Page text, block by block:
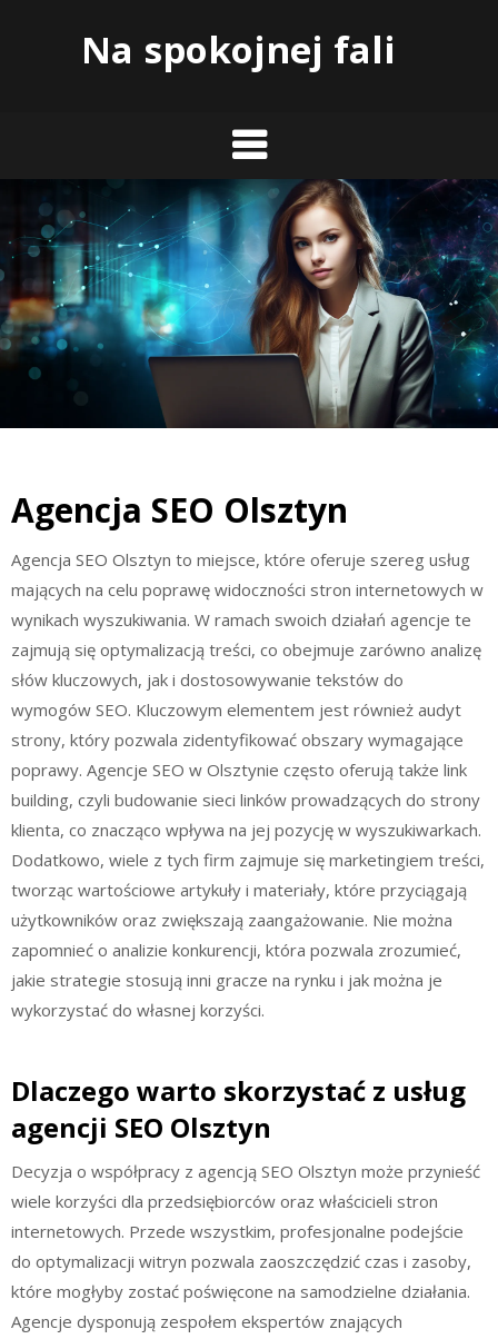
Na spokojnej fali
Agencja SEO Olsztyn
Agencja SEO Olsztyn to miejsce, które oferuje szereg usług
mających na celu poprawę widoczności stron internetowych w
wynikach wyszukiwania. W ramach swoich działań agencje te
zajmują się optymalizacją treści, co obejmuje zarówno analizę
słów kluczowych, jak i dostosowywanie tekstów do
wymogów SEO. Kluczowym elementem jest również audyt
strony, który pozwala zidentyfikować obszary wymagające
poprawy. Agencje SEO w Olsztynie często oferują także link
building, czyli budowanie sieci linków prowadzących do strony
klienta, co znacząco wpływa na jej pozycję w wyszukiwarkach.
Dodatkowo, wiele z tych firm zajmuje się marketingiem treści,
tworząc wartościowe artykuły i materiały, które przyciągają
użytkowników oraz zwiększają zaangażowanie. Nie można
zapomnieć o analizie konkurencji, która pozwala zrozumieć,
jakie strategie stosują inni gracze na rynku i jak można je
wykorzystać do własnej korzyści.
Dlaczego warto skorzystać z usług
agencji SEO Olsztyn
Decyzja o współpracy z agencją SEO Olsztyn może przynieść
wiele korzyści dla przedsiębiorców oraz właścicieli stron
internetowych. Przede wszystkim, profesjonalne podejście
do optymalizacji witryn pozwala zaoszczędzić czas i zasoby,
które mogłyby zostać poświęcone na samodzielne działania.
Agencje dysponują zespołem ekspertów znających